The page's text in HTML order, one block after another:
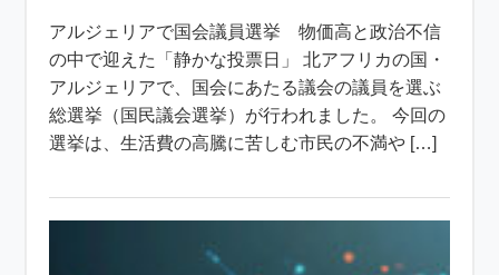
アルジェリアで国会議員選挙 物価高と政治不信
の中で迎えた「静かな投票日」 北アフリカの国・
アルジェリアで、国会にあたる議会の議員を選ぶ
総選挙（国民議会選挙）が行われました。 今回の
選挙は、生活費の高騰に苦しむ市民の不満や […]